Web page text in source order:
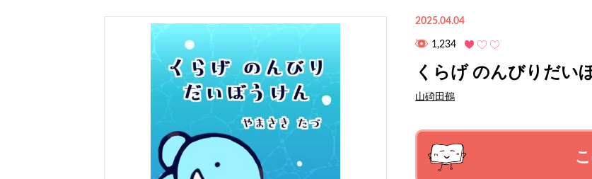
2025.04.04
1,234
くらげ のんびりだい
山碕田鶴